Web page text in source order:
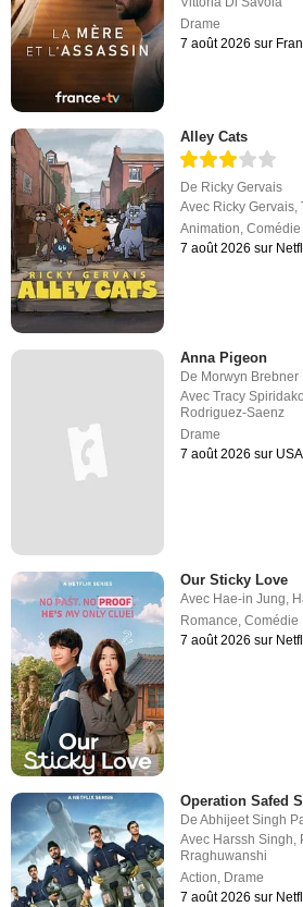
Drame
7 août 2026 sur
Alley Cats
De Ricky Gervais
Avec Ricky Gervais,
Animation,Comédie
7 août 2026 sur
Anna Pigeon
De Morwyn Brebner
AvecTracy
Rodriguez-Saenz
Drame
7 août 2026 sur
Our Sticky Love
Avec Hae-in Jung
Romance ,Comédie
7 août 2026 sur
Operation Safed
DeAbhijeet Singh
Avec Harssh Singh,
Rraghuwanshi
Action, Drame
7 août 2026 sur